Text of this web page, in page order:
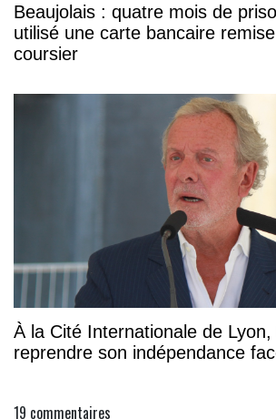
Beaujolais : quatre mois de
utilisé une carte bancaire
coursier
À la Cité Internationale de
reprendre son indépendance
19 commentaires